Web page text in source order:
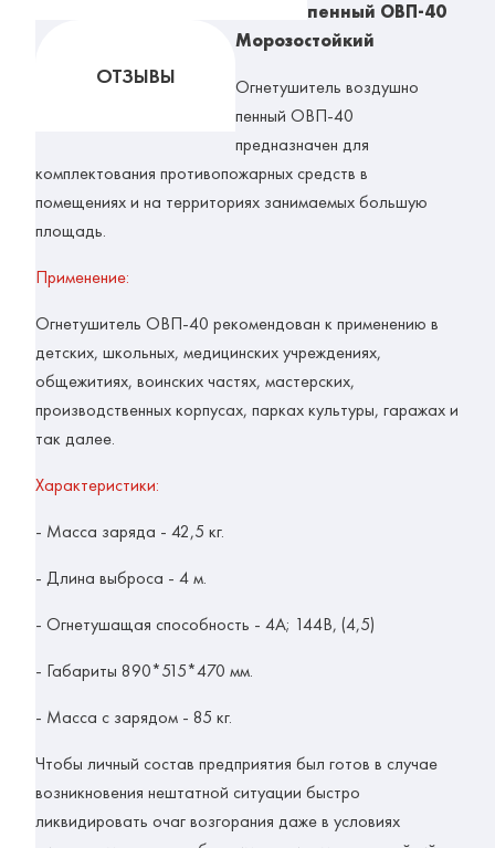
ОТЗЫВЫ
пенный ОВП-40
Морозостойкий
Огнетушитель воздушно
пенный ОВП-40
предназначен для
комплектования противопожарных средств в
помещениях и на территориях занимаемых большую
площадь.
Применение:
Огнетушитель ОВП-40 рекомендован к применению в
детских, школьных, медицинских учреждениях,
общежитиях, воинских частях, мастерских,
производственных корпусах, парках культуры, гаражах и
так далее.
Характеристики:
- Масса заряда - 42,5 кг.
- Длина выброса - 4 м.
- Огнетушащая способность - 4А; 144В, (4,5)
- Габариты 890*515*470 мм.
- Масса с зарядом - 85 кг.
Чтобы личный состав предприятия был готов в случае
возникновения нештатной ситуации быстро
ликвидировать очаг возгорания даже в условиях